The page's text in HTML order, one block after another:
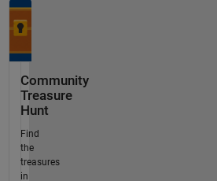
Community
Treasure
Hunt
Find
the
treasures
in